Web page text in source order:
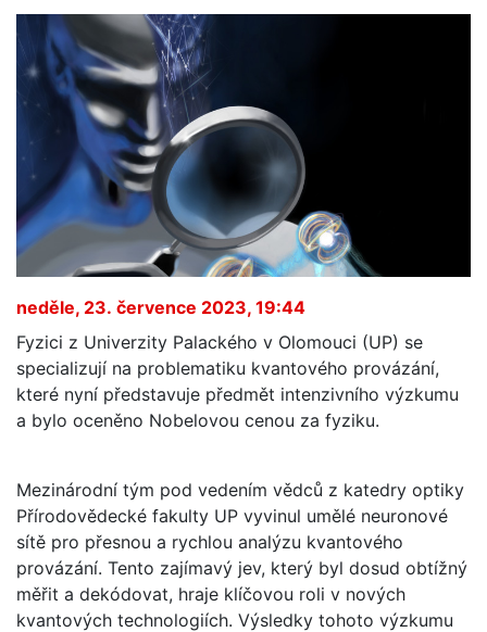
neděle, 23. července 2023, 19:44
Fyzici z Univerzity Palackého v Olomouci (UP) se
specializují na problematiku kvantového provázání,
které nyní představuje předmět intenzivního výzkumu
a bylo oceněno Nobelovou cenou za fyziku.
Mezinárodní tým pod vedením vědců z katedry optiky
Přírodovědecké fakulty UP vyvinul umělé neuronové
sítě pro přesnou a rychlou analýzu kvantového
provázání. Tento zajímavý jev, který byl dosud obtížný
měřit a dekódovat, hraje klíčovou roli v nových
kvantových technologiích. Výsledky tohoto výzkumu